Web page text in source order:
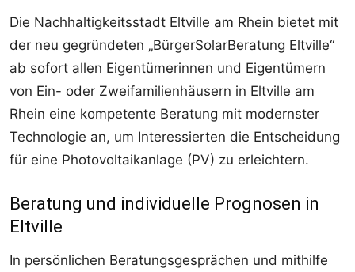
Die Nachhaltigkeitsstadt Eltville am Rhein bietet mit
der neu gegründeten „BürgerSolarBeratung Eltville“
ab sofort allen Eigentümerinnen und Eigentümern
von Ein- oder Zweifamilienhäusern in Eltville am
Rhein eine kompetente Beratung mit modernster
Technologie an, um Interessierten die Entscheidung
für eine Photovoltaikanlage (PV) zu erleichtern.
Beratung und individuelle Prognosen in
Eltville
In persönlichen Beratungsgesprächen und mithilfe